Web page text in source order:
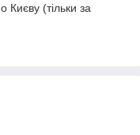
Києву (тільки за